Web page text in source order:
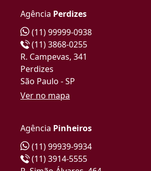
Agência Perdizes
(11) 99999-0938
(11) 3868-0255
R. Campevas, 341
Perdizes
São Paulo - SP
Ver no mapa
Agência Pinheiros
(11) 99939-9934
(11) 3914-5555